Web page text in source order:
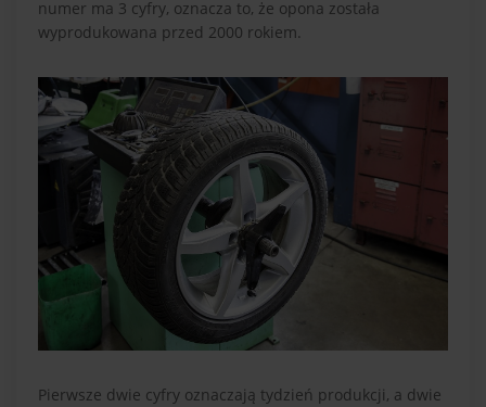
numer ma 3 cyfry, oznacza to, że opona została
wyprodukowana przed 2000 rokiem.
Pierwsze dwie cyfry oznaczają tydzień produkcji, a dwie